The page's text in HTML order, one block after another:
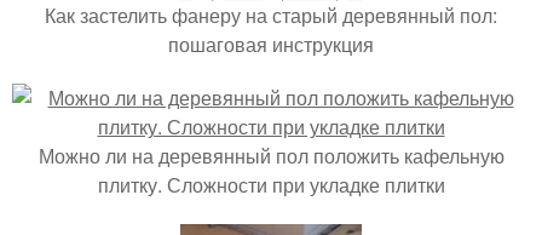
Как застелить фанеру на старый деревянный пол:
пошаговая инструкция
Можно ли на деревянный пол положить кафельную
плитку. Сложности при укладке плитки